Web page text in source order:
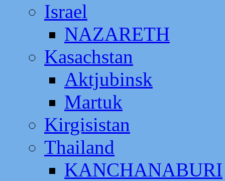
Israel
NAZARETH
Kasachstan
Aktjubinsk
Martuk
Kirgisistan
Thailand
KANCHANABURI